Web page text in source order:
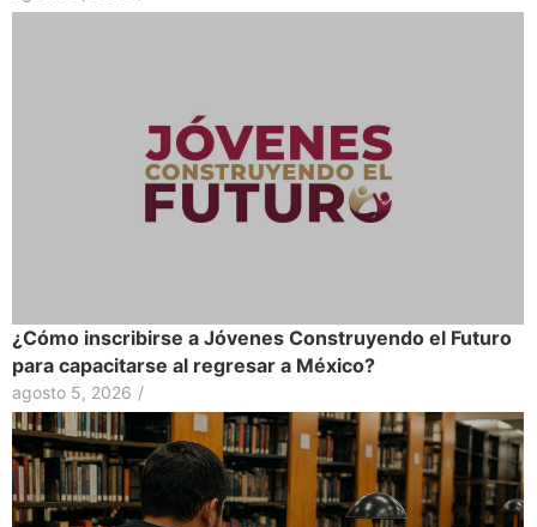
¿Cómo inscribirse a Jóvenes Construyendo el Futuro
para capacitarse al regresar a México?
agosto 5, 2026 /